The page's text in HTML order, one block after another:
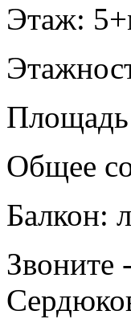
Этаж:
Общее
Балкон:
Звоните